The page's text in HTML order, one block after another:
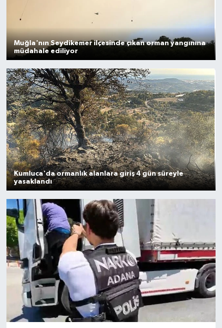
Muğla'nın Seydikemer ilçesinde çıkan orman yangınına
müdahale ediliyor
Kumluca'da ormanlık alanlara giriş 4 gün süreyle
yasaklandı